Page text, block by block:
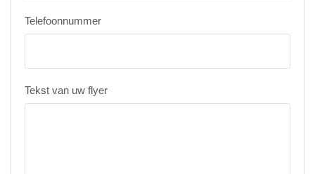
Telefoonnummer
Tekst van uw flyer